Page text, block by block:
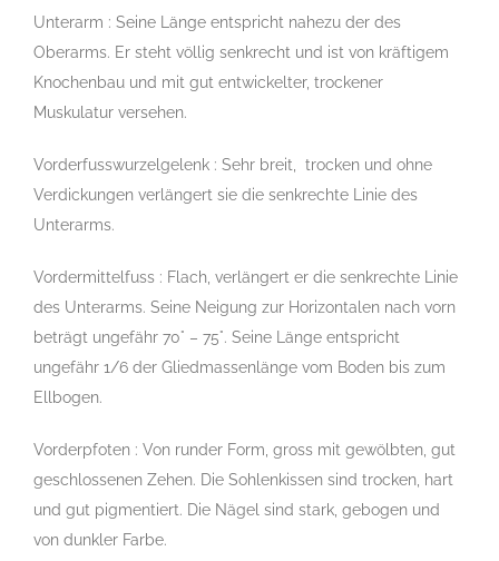
Unterarm : Seine Länge entspricht nahezu der des
Oberarms. Er steht völlig senkrecht und ist von kräftigem
Knochenbau und mit gut entwickelter, trockener
Muskulatur versehen.
Vorderfusswurzelgelenk : Sehr breit, trocken und ohne
Verdickungen verlängert sie die senkrechte Linie des
Unterarms.
Vordermittelfuss : Flach, verlängert er die senkrechte Linie
des Unterarms. Seine Neigung zur Horizontalen nach vorn
beträgt ungefähr 70° – 75°. Seine Länge entspricht
ungefähr 1/6 der Gliedmassenlänge vom Boden bis zum
Ellbogen.
Vorderpfoten : Von runder Form, gross mit gewölbten, gut
geschlossenen Zehen. Die Sohlenkissen sind trocken, hart
und gut pigmentiert. Die Nägel sind stark, gebogen und
von dunkler Farbe.